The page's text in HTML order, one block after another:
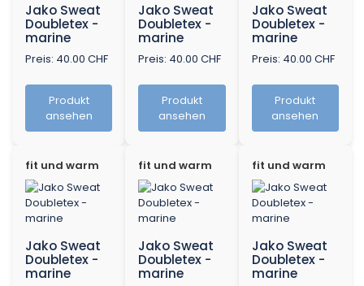
Jako Sweat
Doubletex -
marine
Preis: 40.00 CHF
Produkt
ansehen
Jako Sweat
Doubletex -
marine
Preis: 40.00 CHF
Produkt
ansehen
Jako Sweat
Doubletex -
marine
Preis: 40.00 CHF
Produkt
ansehen
fit und warm
Jako Sweat
Doubletex -
marine
fit und warm
Jako Sweat
Doubletex -
marine
fit und warm
Jako Sweat
Doubletex -
marine